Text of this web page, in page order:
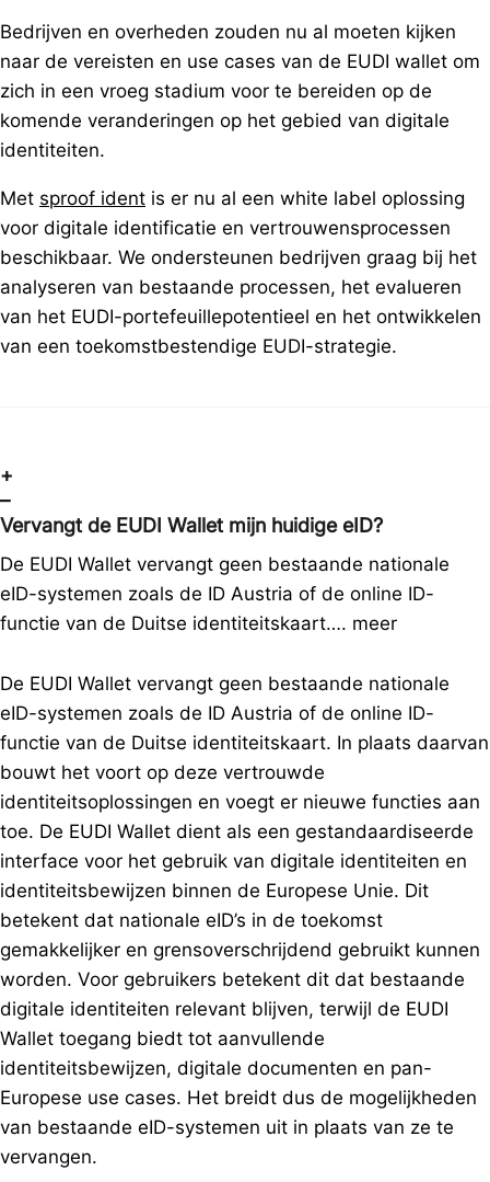
Bedrijven en overheden zouden nu al moeten kijken
naar de vereisten en use cases van de EUDI wallet om
zich in een vroeg stadium voor te bereiden op de
komende veranderingen op het gebied van digitale
identiteiten.
Met sproof ident is er nu al een white label oplossing
voor digitale identificatie en vertrouwensprocessen
beschikbaar. We ondersteunen bedrijven graag bij het
analyseren van bestaande processen, het evalueren
van het EUDI-portefeuillepotentieel en het ontwikkelen
van een toekomstbestendige EUDI-strategie.
+
–
Vervangt de EUDI Wallet mijn huidige eID?
De EUDI Wallet vervangt geen bestaande nationale
eID-systemen zoals de ID Austria of de online ID-
functie van de Duitse identiteitskaart…. meer
De EUDI Wallet vervangt geen bestaande nationale
eID-systemen zoals de ID Austria of de online ID-
functie van de Duitse identiteitskaart. In plaats daarvan
bouwt het voort op deze vertrouwde
identiteitsoplossingen en voegt er nieuwe functies aan
toe. De EUDI Wallet dient als een gestandaardiseerde
interface voor het gebruik van digitale identiteiten en
identiteitsbewijzen binnen de Europese Unie. Dit
betekent dat nationale eID’s in de toekomst
gemakkelijker en grensoverschrijdend gebruikt kunnen
worden. Voor gebruikers betekent dit dat bestaande
digitale identiteiten relevant blijven, terwijl de EUDI
Wallet toegang biedt tot aanvullende
identiteitsbewijzen, digitale documenten en pan-
Europese use cases. Het breidt dus de mogelijkheden
van bestaande eID-systemen uit in plaats van ze te
vervangen.